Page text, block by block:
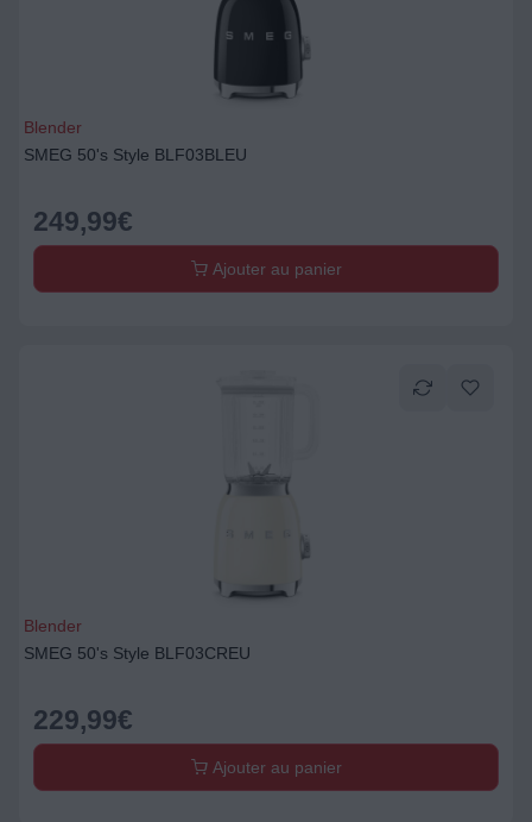
Blender
SMEG 50's Style BLF03BLEU
249,99€
Ajouter au panier
Blender
SMEG 50's Style BLF03CREU
229,99€
Ajouter au panier